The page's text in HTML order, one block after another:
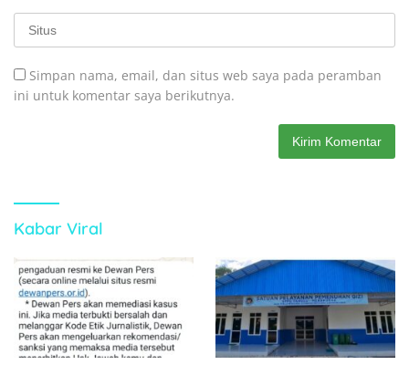
Simpan nama, email, dan situs web saya pada peramban
ini untuk komentar saya berikutnya.
Kabar Viral